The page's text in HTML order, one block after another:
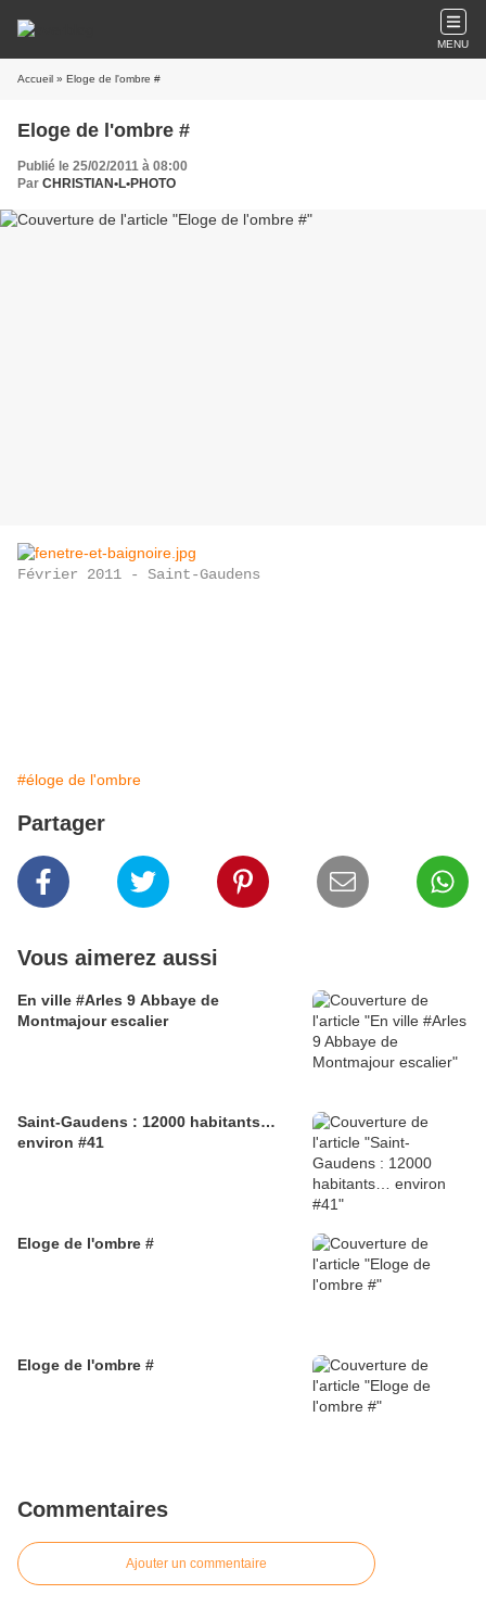
MENU
Accueil » Eloge de l'ombre #
Eloge de l'ombre #
Publié le 25/02/2011 à 08:00
Par CHRISTIAN•L•PHOTO
Février 2011 - Saint-Gaudens
#éloge de l'ombre
Partager
Vous aimerez aussi
En ville #Arles 9 Abbaye de
Montmajour escalier
Saint-Gaudens : 12000 habitants…
environ #41
Eloge de l'ombre #
Eloge de l'ombre #
Commentaires
Ajouter un commentaire